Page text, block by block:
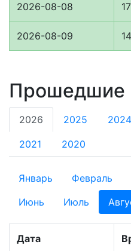
2026-08-08
2026-08-09
Прошедшие
2026 2025 2024
2021 2020
Январь Февраль
Июнь
Июль
Дата